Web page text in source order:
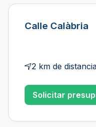
Calle Calàbria
2 km de
Solicitar